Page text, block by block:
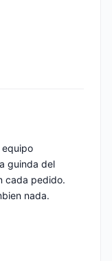
equipo
guinda del
cada pedido.
nada.